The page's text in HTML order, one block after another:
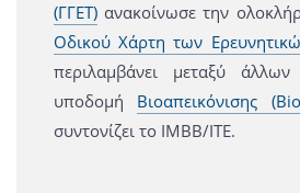
(ΓΓΕΤ)ανακοίνωσε την
Οδικού Χάρτη των
περιλαμβάνει μεταξύ
υποδομή Βιοαπεικόνισης
συντονίζει το ΙΜΒΒ/ΙΤΕ.